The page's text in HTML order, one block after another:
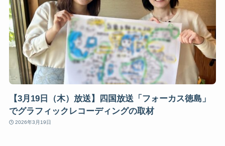
【3月19日（木）放送】四国放送「フォーカス徳島」
でグラフィックレコーディングの取材
2026年3月19日